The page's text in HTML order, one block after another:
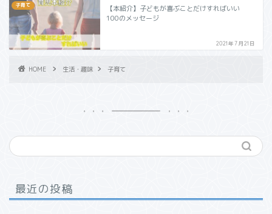
子育て
【本紹介】子どもが喜ぶことだけすればいい
100のメッセージ
2021年7月21日
HOME 生活・趣味 子育て
最近の投稿